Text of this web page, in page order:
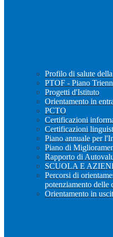
Profilo di salute
PTOF - Piano
Progetti d'Istituto
Orientamento in
PCTO
Certificazioni
Certificazioni
Piano annuale per
Piano di
Rapporto di
SCUOLA E
Percorsi di
potenziamento delle
Orientamento in